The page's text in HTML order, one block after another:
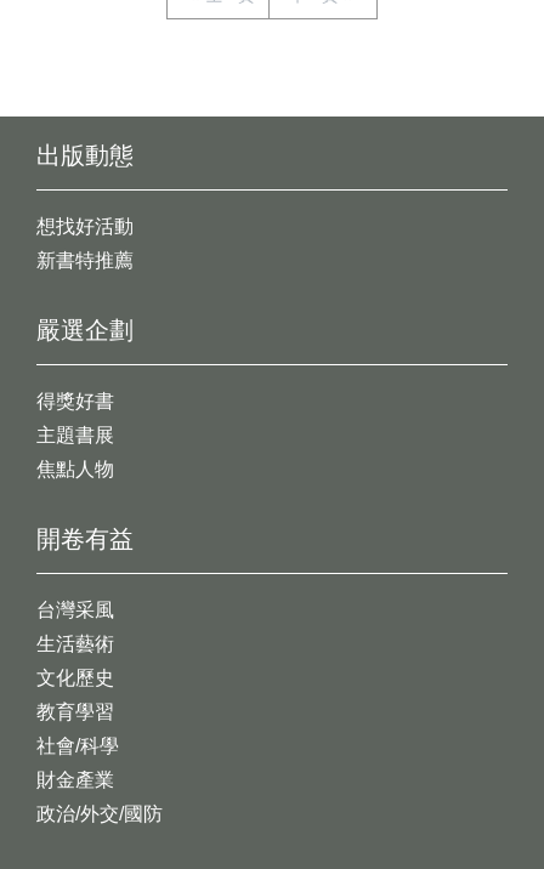
出版動態
想找好活動
新書特推薦
開卷有益
台灣采風
生活藝術
文化歷史
教育學習
社會/科學
財金產業
政治/外交/國防
嚴選企劃
得獎好書
主題書展
焦點人物